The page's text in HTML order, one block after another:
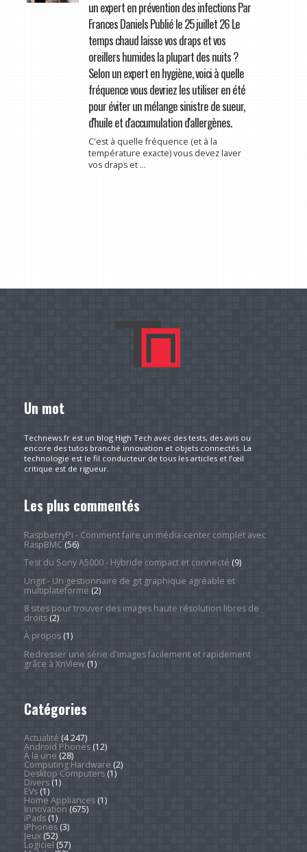
un expert en prévention des infections Par
Frances Daniels Publié le 25 juillet 26 Le
temps chaud laisse vos draps et vos
oreillers humides la plupart des nuits ?
Selon un expert en hygiène, voici à quelle
fréquence vous devriez les utiliser en été
pour éviter un mélange sinistre de sueur,
d'huile et d'accumulation d'allergènes.
C'est à quelle fréquence (et à la
température exacte) vous devez laver
vos draps et ...
Un mot
Technews.fr est un blog High Tech avec des tests, des avis ou
encore des tutos branché innovation et objets connectés. La
technologie est le fil conducteur de tous les articles et l’œil
critique est de rigueur.
Les plus commentés
RaspberryPi - Comment faire un média-center complet avec
RaspBMC(56)
Test du Sony A5000 - Hybride compact et connecté (9)
Ungit - Un gestionnaire de git graphique agréable et
multiplateforme (2)
8 sites pour trouver des images haute résolution libres de
droits(2)
À propos(1)
Redresser une série d'images facilement et rapidement
grâce à XnView(1)
Catégories
Actualité (4 247)
Android Phones(12)
À la une (28)
Computing Hardware (2)
Desktop Computers(1)
Divers(1)
EVs(1)
Home Appliances(1)
Innovation (675)
iPads(1)
iPhones(3)
Jeux(52)
Logiciel (57)